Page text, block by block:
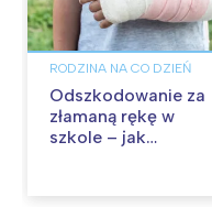
RODZINA NA CO DZIEŃ
Odszkodowanie za
złamaną rękę w
szkole – jak